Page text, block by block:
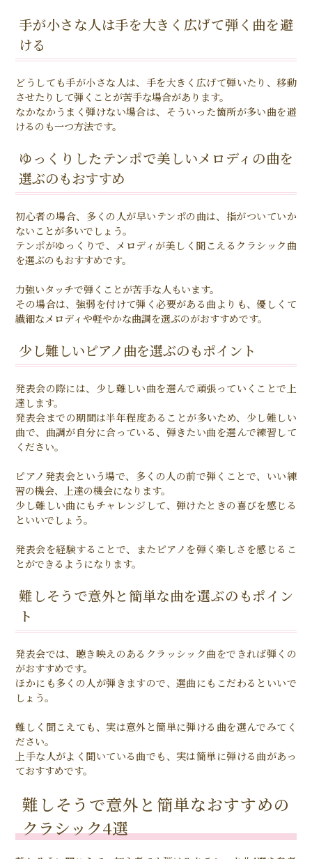
手が小さな人は手を大きく広げて弾く曲を避
ける
どうしても手が小さな人は、手を大きく広げて弾いたり、移動
させたりして弾くことが苦手な場合があります。
なかなかうまく弾けない場合は、そういった箇所が多い曲を避
けるのも一つ方法です。
ゆっくりしたテンポで美しいメロディの曲を
選ぶのもおすすめ
初心者の場合、多くの人が早いテンポの曲は、指がついていか
ないことが多いでしょう。
テンポがゆっくりで、メロディが美しく聞こえるクラシック曲
を選ぶのもおすすめです。
力強いタッチで弾くことが苦手な人もいます。
その場合は、強弱を付けて弾く必要がある曲よりも、優しくて
繊細なメロディや軽やかな曲調を選ぶのがおすすめです。
少し難しいピアノ曲を選ぶのもポイント
発表会の際には、少し難しい曲を選んで頑張っていくことで上
達します。
発表会までの期間は半年程度あることが多いため、少し難しい
曲で、曲調が自分に合っている、弾きたい曲を選んで練習して
ください。
ピアノ発表会という場で、多くの人の前で弾くことで、いい練
習の機会、上達の機会になります。
少し難しい曲にもチャレンジして、弾けたときの喜びを感じる
といいでしょう。
発表会を経験することで、またピアノを弾く楽しさを感じるこ
とができるようになります。
難しそうで意外と簡単な曲を選ぶのもポイン
ト
発表会では、聴き映えのあるクラッシック曲をできれば弾くの
がおすすめです。
ほかにも多くの人が弾きますので、選曲にもこだわるといいで
しょう。
難しく聞こえても、実は意外と簡単に弾ける曲を選んでみてく
ださい。
上手な人がよく聞いている曲でも、実は簡単に弾ける曲があっ
ておすすめです。
難しそうで意外と簡単なおすすめの
クラシック4選